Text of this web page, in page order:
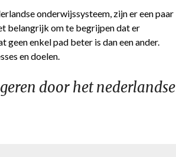
onderwijssysteem, zijn er een paar
belangrijk om te begrijpen dat er
geen enkel pad beter is dan een ander.
en doelen.
door het nederlandse